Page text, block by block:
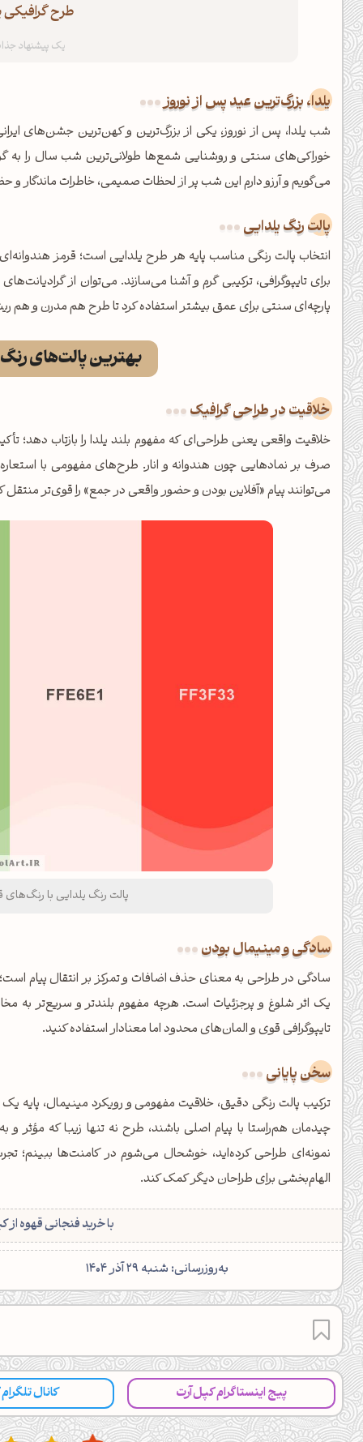
طرح گرافیکی
یلدا، بزرگ‌ترین عید پس از نوروز
شب یلدا، پس از نوروز، یکی از بزرگ‌ترین و کهن‌ترین جشن‌های
خوراکی‌های سنتی و روشنایی شمع‌ها طولانی‌ترین شب سال را به
می‌گویم و آرزو دارم این شب پر از لحظات صمیمی، خاطرات ماندگار و
پالت رنگ یلدایی
انتخاب پالت رنگی مناسب پایه هر طرح یلدایی است؛ قرمز
برای تایپوگرافی، ترکیبی گرم و آشنا می‌سازند. می‌توان از
پارچه‌ای سنتی برای عمق بیشتر استفاده کرد تا طرح هم مدرن و هم
بهترین پالت‌های
خلاقیت در طراحی گرافیک
خلاقیت واقعی یعنی طراحی‌ای که مفهوم بلند یلدا را بازتاب
صرف بر نمادهایی چون هندوانه و انار. طرح‌های مفهومی با
می‌توانند پیام «آفلاین بودن و حضور واقعی در جمع» را قوی‌تر منتقل
پالت رنگ یلدایی با رنگ‌های
سادگی و مینیمال بودن
سادگی در طراحی به معنای حذف اضافات و تمرکز بر انتقال پیام
یک اثر شلوغ و پرجزئیات است. هرچه مفهوم بلندتر و سریع‌تر به
تایپوگرافی قوی و المان‌های محدود اما معنادار استفاده کنید.
سخن پایانی
ترکیب پالت رنگی دقیق، خلاقیت مفهومی و رویکرد مینیمال،
چیدمان هم‌راستا با پیام اصلی باشند، طرح نه تنها زیبا که مؤثر
نمونه‌ای طراحی کرده‌اید، خوشحال می‌شوم در کامنت‌ها ببینم؛
الهام‌بخشی برای طراحان دیگر کمک کند.
با خرید فنجانی قهوه
‌به‌روزرسانی: شنبه 29 آذر 1404
پیج اینستاگرام کپل‌آرت کانال
شبت بخیر❤️
کپل‌آرت رو دنبال کن!
اینستاگرام
کانال بلـــه
اَپ اندروید